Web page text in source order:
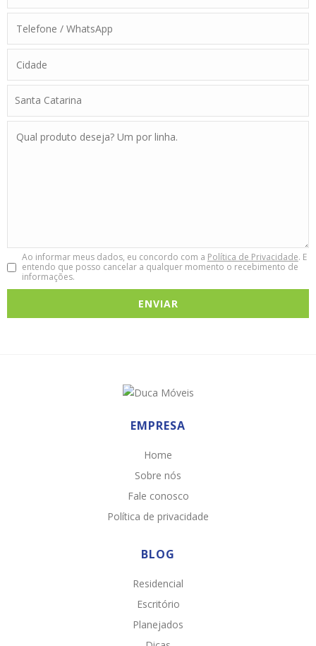
Ao informar meus dados, eu concordo com a Política de Privacidade. E
entendo que posso cancelar a qualquer momento o recebimento de
informações.
EMPRESA
Home
Sobre nós
Fale conosco
Política de privacidade
BLOG
Residencial
Escritório
Planejados